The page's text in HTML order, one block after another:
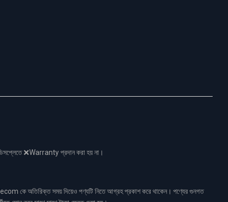
❌Warranty প্রদান করা হয় না।
কে অতিরিক্ত সময় দিয়েও পণ্যটি নিতে আগ্রহ প্রকাশ করে থাকেন। পণ্যের গুনগত